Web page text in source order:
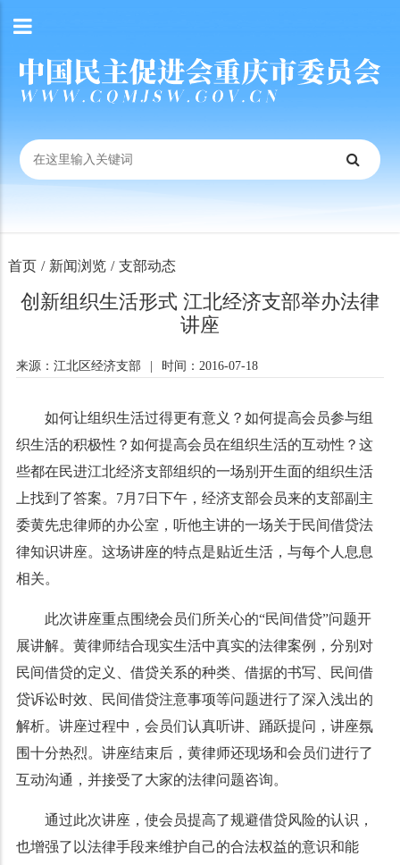
首页 / 新闻浏览 / 支部动态
创新组织生活形式 江北经济支部举办法律
讲座
来源：江北区经济支部 时间：2016-07-18
如何让组织生活过得更有意义？如何提高会员参与组
织生活的积极性？如何提高会员在组织生活的互动性？这
些都在民进江北经济支部组织的一场别开生面的组织生活
上找到了答案。7月7日下午，经济支部会员来的支部副主
委黄先忠律师的办公室，听他主讲的一场关于民间借贷法
律知识讲座。这场讲座的特点是贴近生活，与每个人息息
相关。
此次讲座重点围绕会员们所关心的“民间借贷”问题开
展讲解。黄律师结合现实生活中真实的法律案例，分别对
民间借贷的定义、借贷关系的种类、借据的书写、民间借
贷诉讼时效、民间借贷注意事项等问题进行了深入浅出的
解析。讲座过程中，会员们认真听讲、踊跃提问，讲座氛
围十分热烈。讲座结束后，黄律师还现场和会员们进行了
互动沟通，并接受了大家的法律问题咨询。
通过此次讲座，使会员提高了规避借贷风险的认识，
也增强了以法律手段来维护自己的合法权益的意识和能